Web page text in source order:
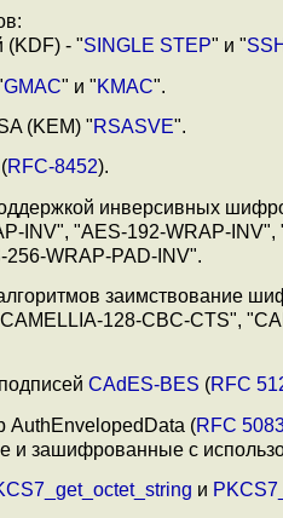
- "SINGLE STEP" и "SSH
GMAC" и "KMAC".
(KEM) "RSASVE".
RFC-8452).
инверсивных
INV", "AES-192-WRAP-
WRAP-PAD-INV".
заимствование
128-CBC-CTS",
CAdES-BES (RFC
AuthEnvelopedData (RFC
и зашифрованные с
и